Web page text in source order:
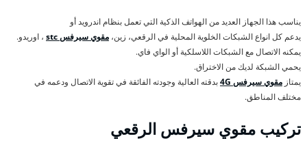
يناسب هذا الجهاز العديد من الهواتف الذكية التي تعمل بنظام اندرويد أو
يدعم كل انواع الشبكات الخلوية المحلية في الرقعي، زين، مقوي سيرفس stc
، اوريدو.
يمكنه الاتصال مع الشبكات اللاسلكية أو الواي فاي.
يحمي الشبكة لديك من الاختراق.
يمتاز مقوي سيرفس 4G
بدقته العالية وجودته الفائقة في تقوية الاتصال ودعمه في
مختلف المناطق.
تركيب مقوي سيرفس الرقعي